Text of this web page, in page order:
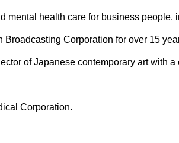
mental health care for business
Corporation for over 15
of Japanese contemporary art with
Corporation.